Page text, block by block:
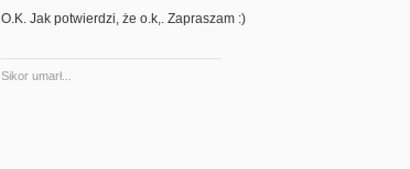
O.K. Jak potwierdzi, że o.k,. Zapraszam :)
Sikor umarł...